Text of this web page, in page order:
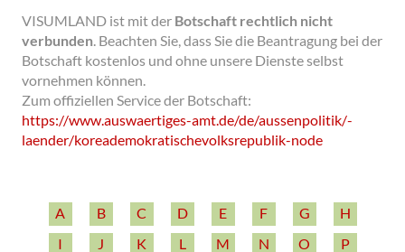
VISUMLAND ist mit der Botschaft rechtlich nicht
verbunden. Beachten Sie, dass Sie die Beantragung bei der
Botschaft kostenlos und ohne unsere Dienste selbst
vornehmen können.
Zum offiziellen Service der Botschaft:
https:/­/­www.auswaertiges-­amt.de/­de/­aussenpolitik/­
laender/­koreademokratischevolksrepublik-­node
A B C D E F G
H
I
J K L M N O
P